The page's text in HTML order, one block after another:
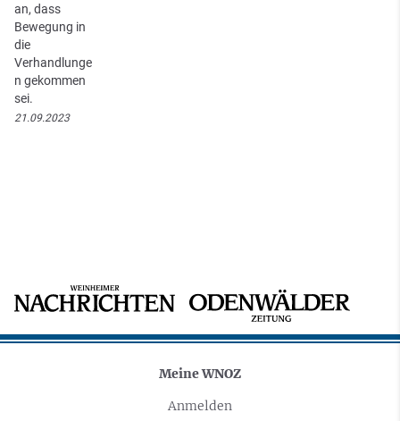
an, dass
Bewegung in
die
Verhandlunge
n gekommen
sei.
21.09.2023
Meine WNOZ
Anmelden